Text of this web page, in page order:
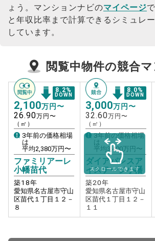
ょう。 マンションナビのマイページ
と年収比率まで計算できるシミュレ
しています。
閲覧中物件の競合
8.2%
DOWN
2,100万円〜
26.90万円〜
（㎡）
3年前の価格相場
は
平均2,380万円〜
ファミリアーレ
小幡苗代
築18年
愛知県名古屋市守山
区苗代１丁目１２－
８
8.0%
DOWN
3,000万円〜
32.60万円〜
（㎡）
3年前の価格相場
は
平均3,400万円〜
ダイアパレスア
イステージ小幡
築20年
愛知県名古屋市守山
区苗代１丁目１２－
１１
スクロールできます